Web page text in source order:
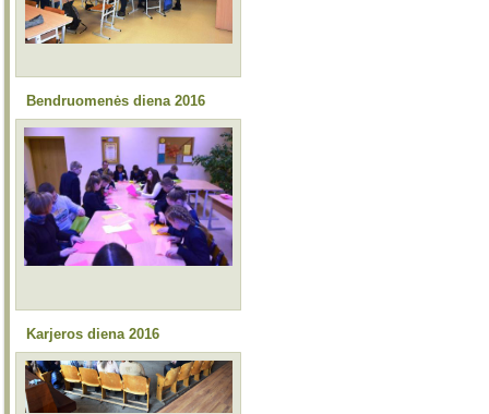
Bendruomenės diena 2016
Karjeros diena 2016